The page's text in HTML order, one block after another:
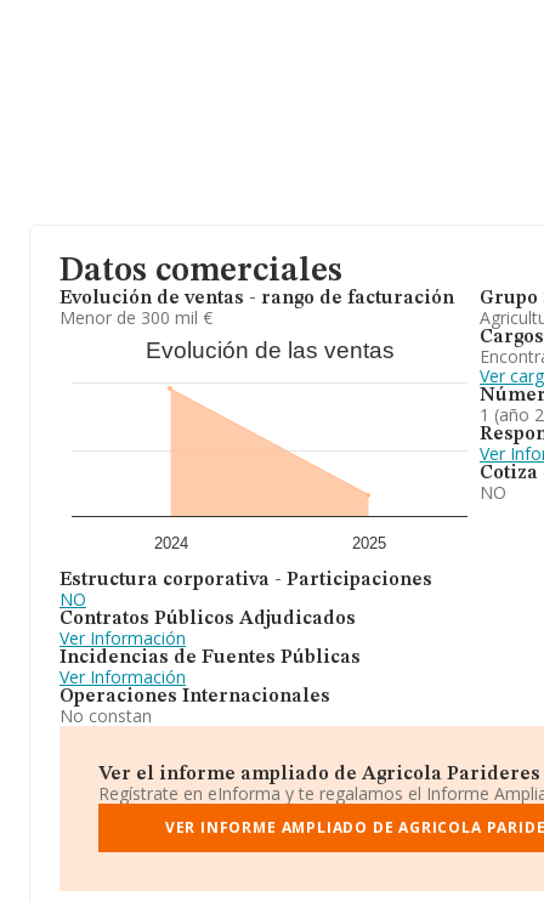
Datos comerciales
Evolución de ventas - rango de facturación
Menor de 300 mil €
Evolución de las ventas
2024 2025
Estructura corporativa - Participaciones
NO
Contratos Públicos Adjudicados
Ver Información
Incidencias de Fuentes Públicas
Ver Información
Operaciones Internacionales
No constan
Grupo
Cargos
Ver
1 (año
Ver
Cotiza
NO
Ver el informe ampliado de Agricola Parideres
Regístrate en eInforma y te regalamos el Informe
VER INFORME AMPLIADO DE AGRICOLA